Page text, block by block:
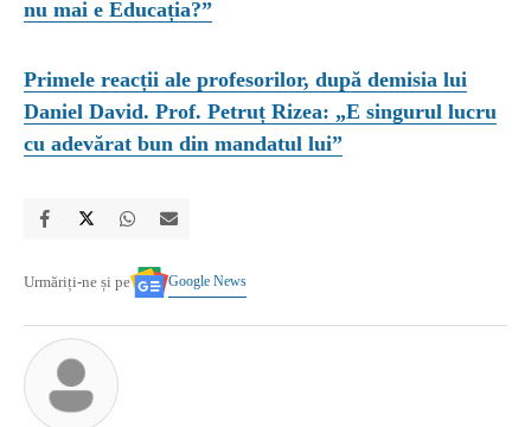
nu mai e Educația?”
Primele reacții ale profesorilor, după demisia lui
Daniel David. Prof. Petruț Rizea: „E singurul lucru
cu adevărat bun din mandatul lui”
Urmăriți-ne și pe Google News